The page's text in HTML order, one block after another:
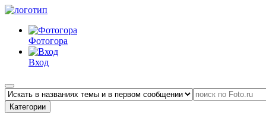
Фотогора
Вход
Категории